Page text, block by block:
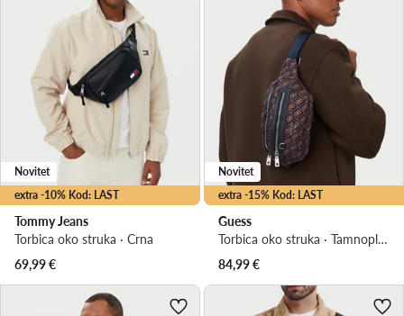
extra -10% Kod: LAST
Novitet
Tommy Jeans
Torbica oko struka · Crna
69,99€
extra -15% Kod: LAST
Novitet
Guess
Torbica oko struka · Tamnoplava
84,99€